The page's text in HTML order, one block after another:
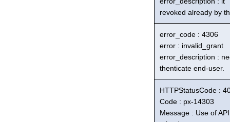
revoked already by
error_code : 4306
error : invalid_grant
error_description :
thenticate end-user.
HTTPStatusCode :
Code : px-14303
Message : Use of